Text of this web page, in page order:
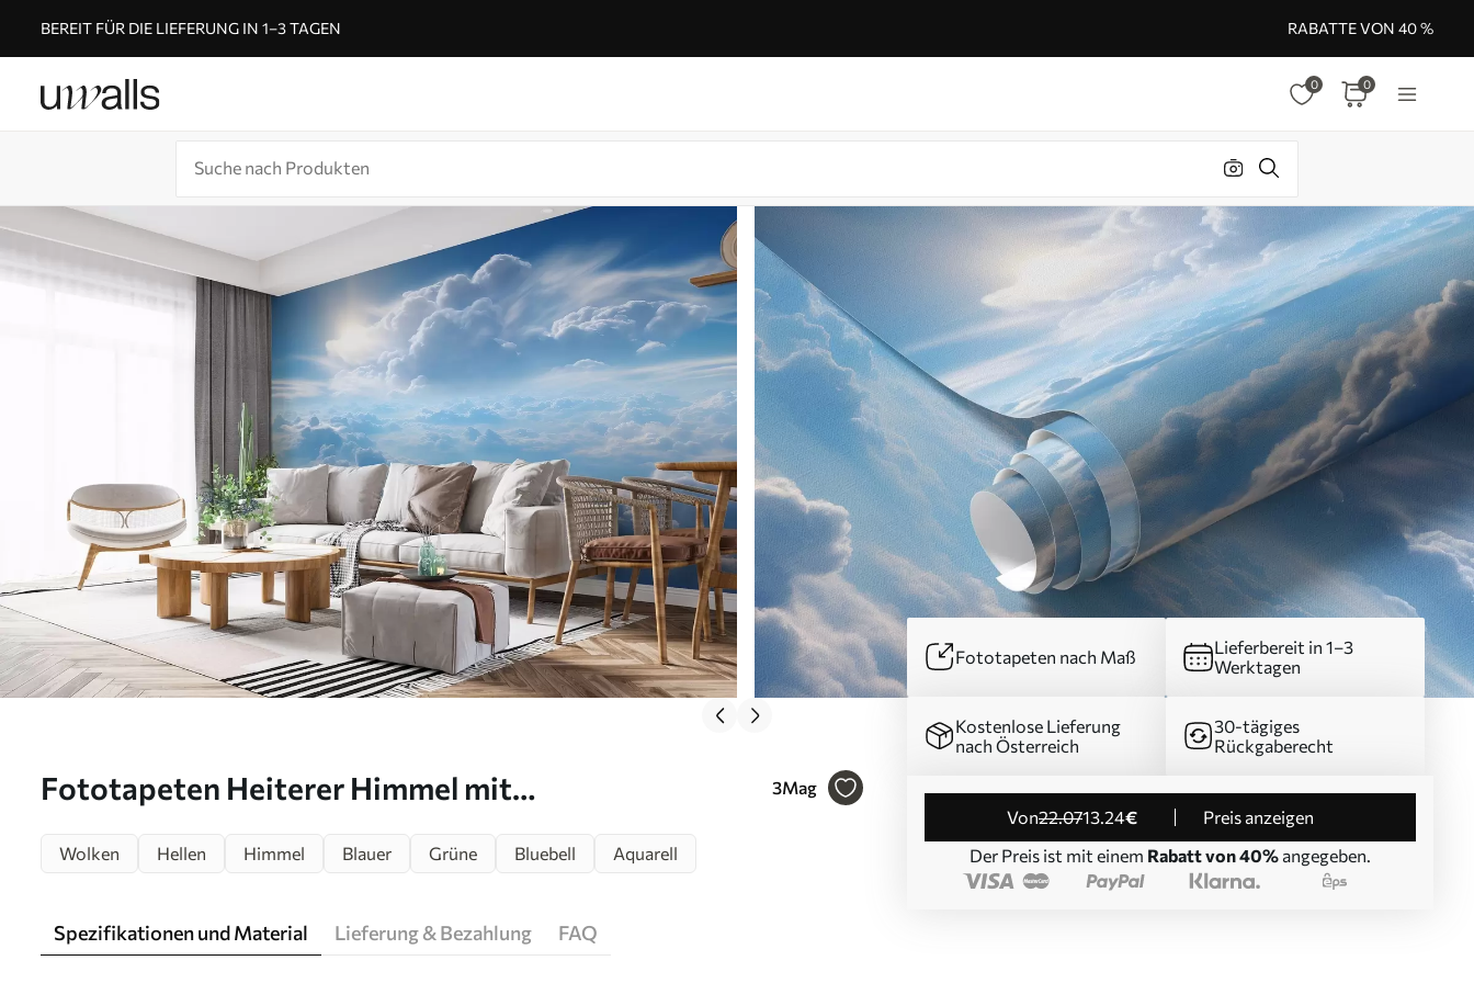
BEREIT FÜR DIE LIEFERUNG IN 1–3 TAGEN RABATTE VON 40 %
0 0
Fototapeten Heiterer Himmel mit
3Mag
Fototapeten nach Maß
Lieferbereit in 1–3
Werktagen
Kostenlose Lieferung
nach Österreich
30-tägiges
Rückgaberecht
von22.0713.24€
Preis anzeigen
Der Preis ist mit einem Rabatt von 40% angegeben.
Wolken Hellen Himmel Blauer Grüne Bluebell Aquarell
Spezifikationen und Material Lieferung & Bezahlung FAQ